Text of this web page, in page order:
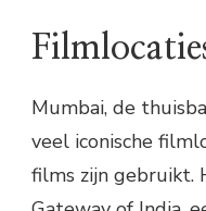
Mumbai, de
veel iconische
films zijn gebruikt.